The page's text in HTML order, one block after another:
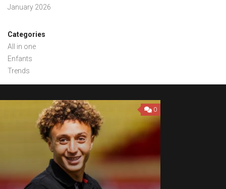
January 2026
Categories
All in one
Enfants
Trends
0